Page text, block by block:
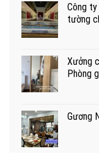
Công
tường
Xưởng
Phòng
Gương